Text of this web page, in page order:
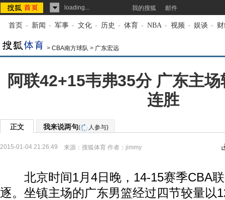
loading... 我的搜狐 邮件
首页 - 新闻 - 军事 - 文化 - 历史 - 体育 - NBA - 视频 - 娱谈 -
> CBA南方球队 > 广东宏远
阿联42+15韦弗35分 广东主
连胜
正文 我来说两句( 人参与)
2015-01-04 21:26:49 来源： 搜狐体育 作者：jimmy
北京时间1月4日晚，14-15赛季CBA联
逐。坐镇主场的广东男篮经过四节较量以